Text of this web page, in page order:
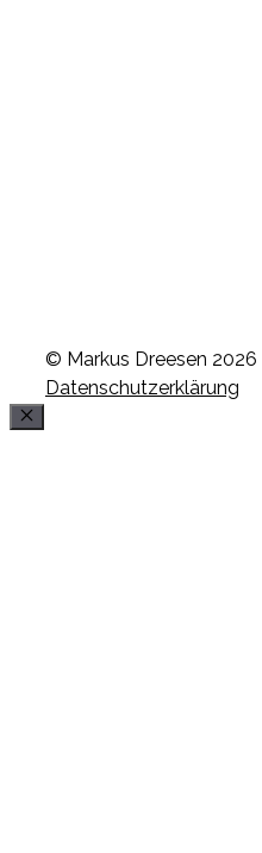
© Markus Dreesen 2026 |
Datenschutzerklärung
Schließen